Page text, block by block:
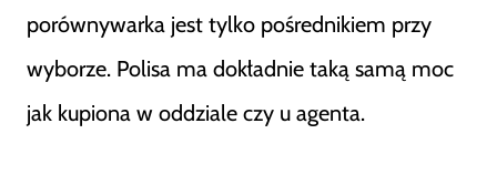
porównywarka jest tylko pośrednikiem przy
wyborze. Polisa ma dokładnie taką samą moc
jak kupiona w oddziale czy u agenta.